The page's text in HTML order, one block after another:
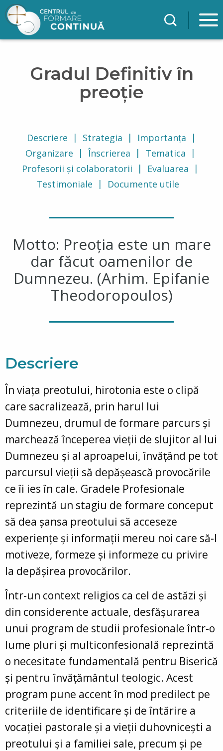
Mergi la conţinutul principal
Gradul Definitiv în
preoție
Descriere Strategia
Importanța
Organizare
Înscrierea
Tematica
Profesorii și colaboratorii
Evaluarea
Testimoniale
Documente utile
Motto: Preoția este un mare
dar făcut oamenilor de
Dumnezeu. (Arhim. Epifanie
Theodoropoulos)
Descriere
În viața preotului, hirotonia este o clipă
care sacralizează, prin harul lui
Dumnezeu, drumul de formare parcurs și
marchează începerea vieții de slujitor al lui
Dumnezeu și al aproapelui, învățând pe tot
parcursul vieții să depășească provocările
ce îi ies în cale. Gradele Profesionale
reprezintă un stagiu de formare conceput
să dea șansa preotului să acceseze
experiențe și informații mereu noi care să-l
motiveze, formeze și informeze cu privire
la depășirea provocărilor.
Într-un context religios ca cel de astăzi și
din considerente actuale, desfășurarea
unui program de studii profesionale într-o
lume pluri și multiconfesională reprezintă
o necesitate fundamentală pentru Biserică
și pentru învățământul teologic. Acest
program pune accent în mod predilect pe
criteriile de identificare și de întărire a
vocației pastorale și a vieții duhovnicești a
preotului și a familiei sale, precum și pe